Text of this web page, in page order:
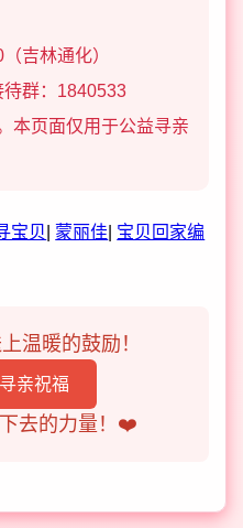
吉林通化）
待群：1840533
本页面仅用于公益寻亲
宝贝 蒙丽佳 宝贝回家编
温暖的鼓励！
亲祝福
去的力量！❤️